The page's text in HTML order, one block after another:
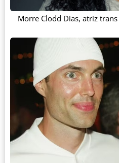
Morre Clodd Dias, atriz